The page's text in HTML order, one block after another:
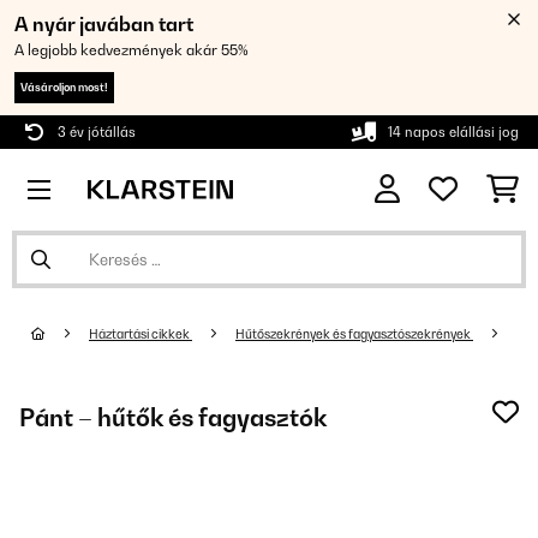
A nyár javában tart
A legjobb kedvezmények akár 55%
Vásároljon most!
3 év jótállás 14 napos elállási jog
Háztartási cikkek Hűtőszekrények és fagyasztószekrények
Pánt – hűtők és fagyasztók